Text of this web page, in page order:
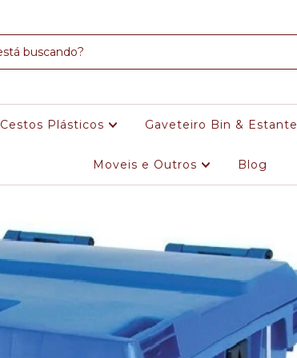
Cestos Plásticos Gaveteiro Bin & Estante
Moveis e Outros Blog